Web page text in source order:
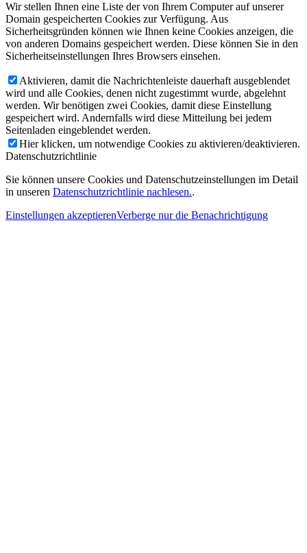
Wir stellen Ihnen eine Liste der von Ihrem Computer auf unserer
Domain gespeicherten Cookies zur Verfügung. Aus
Sicherheitsgründen können wie Ihnen keine Cookies anzeigen, die
von anderen Domains gespeichert werden. Diese können Sie in den
Sicherheitseinstellungen Ihres Browsers einsehen.
Aktivieren, damit die Nachrichtenleiste dauerhaft ausgeblendet
wird und alle Cookies, denen nicht zugestimmt wurde, abgelehnt
werden. Wir benötigen zwei Cookies, damit diese Einstellung
gespeichert wird. Andernfalls wird diese Mitteilung bei jedem
Seitenladen eingeblendet werden.
Hier klicken, um notwendige Cookies zu aktivieren/deaktivieren.
Datenschutzrichtlinie
Sie können unsere Cookies und Datenschutzeinstellungen im Detail
in unseren Datenschutzrichtlinie nachlesen..
Einstellungen akzeptierenVerberge nur die Benachrichtigung